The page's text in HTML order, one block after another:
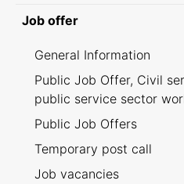
Job offer
General Information
Public Job Offer, Civil
public service sector
Public Job Offers
Temporary post call
Job vacancies